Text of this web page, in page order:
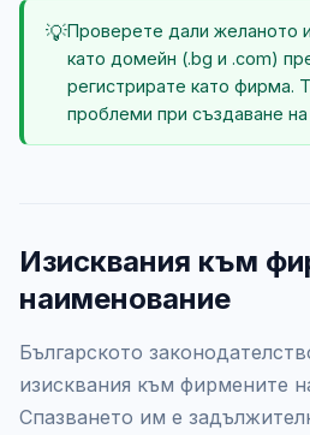
💡Проверете дали желаното
като домейн (.bg и .com)
регистрирате като фирма.
проблеми при създаване
Изисквания към
наименование
Българското
изисквания към фирмените
Спазването им е